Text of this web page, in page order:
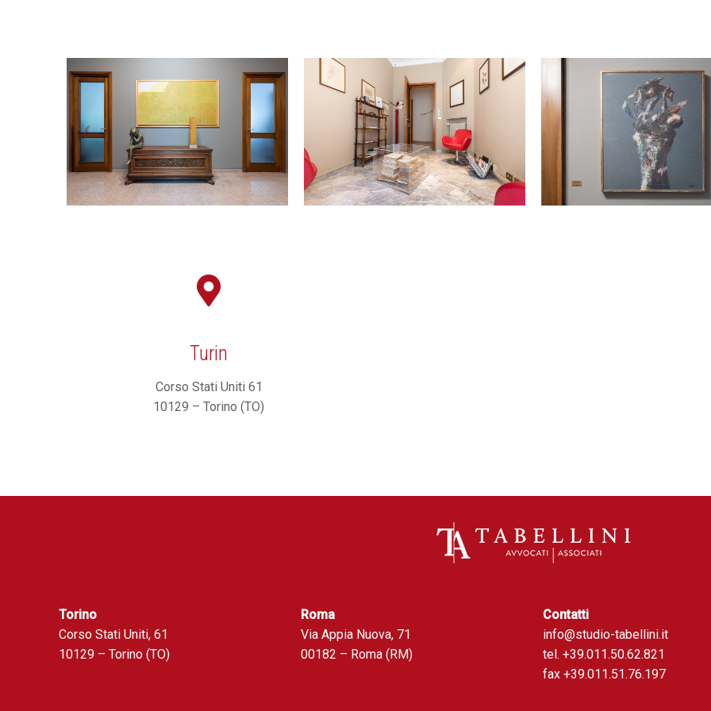
Turin
Corso Stati Uniti 61
10129 – Torino (TO)
Torino
Corso Stati Uniti, 61
10129 – Torino (TO)
Roma
Via Appia Nuova, 71
00182 – Roma (RM)
Contatti
info@studio-tabellini.it
tel. +39.011.50.62.821
fax +39.011.51.76.197